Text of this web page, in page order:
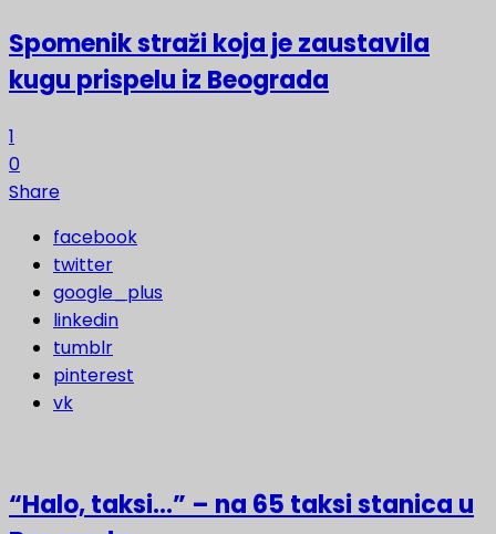
Spomenik straži koja je zaustavila
kugu prispelu iz Beograda
1
0
Share
facebook
twitter
google_plus
linkedin
tumblr
pinterest
vk
“Halo, taksi…” – na 65 taksi stanica u